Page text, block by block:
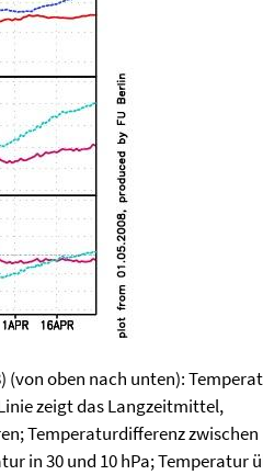
(von oben nach unten):
zeigt das Langzeitmittel,
Temperaturdifferenz zwischen
in 30 und 10 hPa; Temperatur